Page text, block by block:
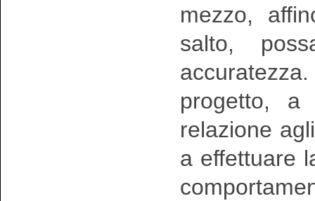
mezzo,
salto,
progetto, a
relazione
a effettuare